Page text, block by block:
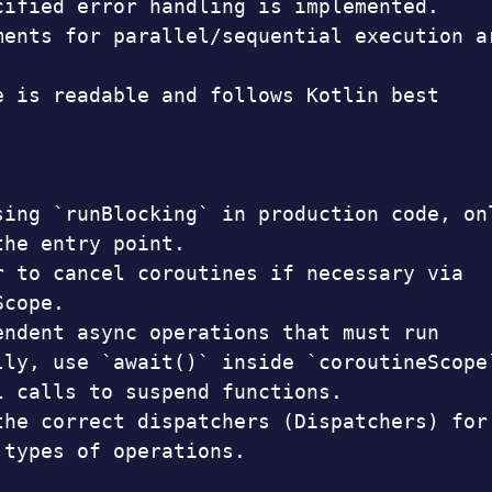
error handling is implemented.
for parallel/sequential execution
is readable and follows Kotlin best
`runBlocking` in production code,
entry point.
to cancel coroutines if necessary via
async operations that must run
use `await()` inside
calls to suspend functions.
correct dispatchers (Dispatchers) for
of operations.